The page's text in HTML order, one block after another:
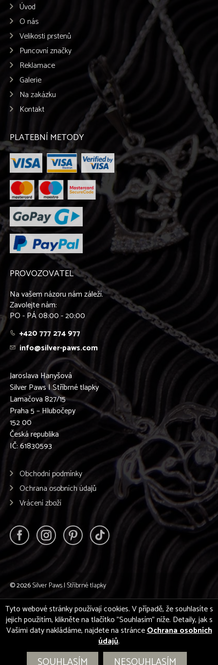
Úvod
O nás
Velikosti prstenů
Puncovní značky
Reklamace
Galerie
Na zakázku
Kontakt
PLATEBNÍ METODY
PROVOZOVATEL
Na vašem názoru nám záleží.
Zavolejte nám:
PO - PÁ 08:00 - 20:00
+420 777 274 977
info@silver-paws.com
Jaroslava Hanyšová
Silver Paws | Stříbrné tlapky
Lamačova 827/15
Praha 5 – Hlubočepy
152 00
Česká republika
IČ: 61830593
Obchodní podmínky
Ochrana osobních údajů
Vrácení zboží
© 2026Silver Paws | Stříbrné tlapky
Tyto webové stránky používají cookies. V případě, že souhlasíte s
jejich použitím, klikněte na tlačítko "Souhlasím" níže. Detaily, jak s
Vašimi daty nakládáme, najdete na stránceOchrana osobních
údajů.